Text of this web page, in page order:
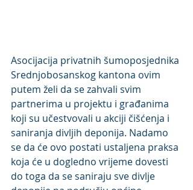
Asocijacija privatnih šumoposjednika
Srednjobosanskog kantona ovim
putem želi da se zahvali svim
partnerima u projektu i građanima
koji su učestvovali u akciji čišćenja i
saniranja divljih deponija. Nadamo
se da će ovo postati ustaljena praksa
koja će u dogledno vrijeme dovesti
do toga da se saniraju sve divlje